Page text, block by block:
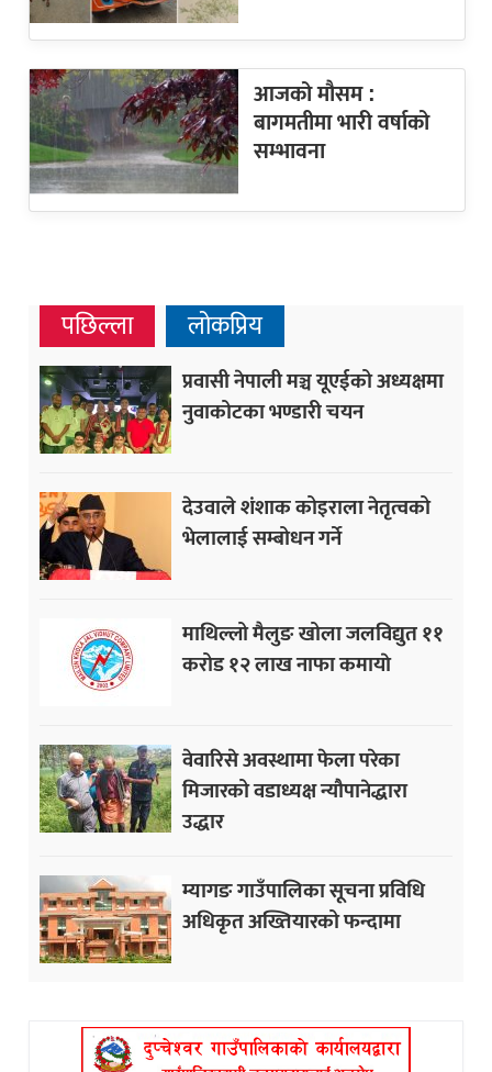
आजको मौसम :
बागमतीमा भारी वर्षाको
सम्भावना
पछिल्ला लोकप्रिय
प्रवासी नेपाली मञ्च यूएईको अध्यक्षमा
नुवाकोटका भण्डारी चयन
देउवाले शंशाक कोइराला नेतृत्वको
भेलालाई सम्बोधन गर्ने
माथिल्लो मैलुङ खोला जलविद्युत ११
करोड १२ लाख नाफा कमायाे
वेवारिसे अवस्थामा फेला परेका
मिजारको वडाध्यक्ष न्यौपानेद्धारा
उद्धार
म्यागङ गाउँपालिका सूचना प्रविधि
अधिकृत अख्तियारको फन्दामा